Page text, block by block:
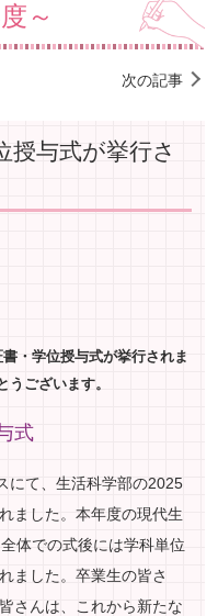
～
次の記事
授与式が挙行さ
・学位授与式が挙行されま
ございます。
式
にて、生活科学部の2025
ました。本年度の現代生
体での式後には学科単位
ました。卒業生の皆さ
さんは、これから新たな